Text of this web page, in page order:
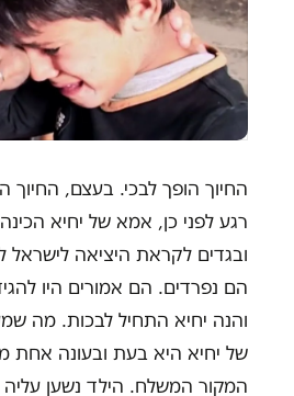
החיוך הופך לבכי. בעצם, החיוך
רגע לפני כן, אמא של יחיא
ובגדים לקראת היציאה לישראל
הם נפרדים. הם אמורים היו
והנה יחיא התחיל לבכות. מה
של יחיא היא בעת ובעונה אחת
המקור המשלח. הילד נשען